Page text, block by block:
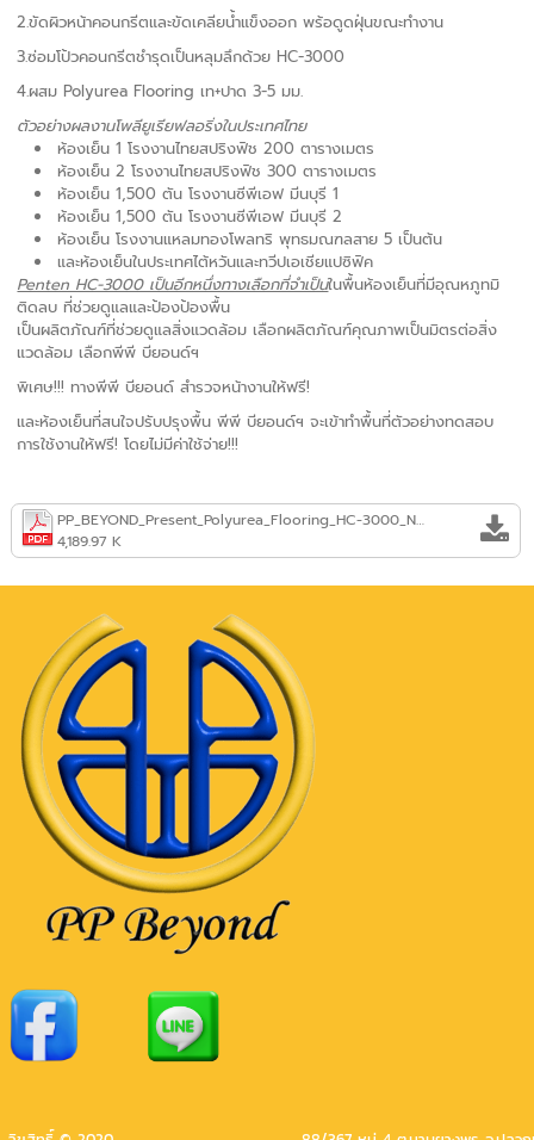
2.ขัดผิวหน้าคอนกรีตและขัดเคลียน้ำแข็งออก พร้อดูดฝุ่นขณะทำงาน
3.ซ่อมโป้วคอนกรีตชำรุดเป็นหลุมลึกด้วย HC-3000
4.ผสม Polyurea Flooring เท+ปาด 3-5 มม.
ตัวอย่างผลงานโพลียูเรียฟลอริ่งในประเทศไทย
ห้องเย็น 1 โรงงานไทยสปริงฟิช 200 ตารางเมตร
ห้องเย็น 2 โรงงานไทยสปริงฟิช 300 ตารางเมตร
ห้องเย็น 1,500 ตัน โรงงานซีพีเอฟ มีนบุรี 1
ห้องเย็น 1,500 ตัน โรงงานซีพีเอฟ มีนบุรี 2
ห้องเย็น โรงงานแหลมทองโพลทริ พุทธมณฑลสาย 5 เป็นต้น
และห้องเย็นในประเทศไต้หวันและทวีปเอเชียแปซิฟิค
Penten HC-3000 เป็นอีกหนึ่งทางเลือกที่จำเป็นในพื้นห้องเย็นที่มีอุณหภูทมิ
ติดลบ ที่ช่วยดูแลและป้องป้องพื้น
เป็นผลิตภัณฑ์ที่ช่วยดูแลสิ่งแวดล้อม เลือกผลิตภัณฑ์คุณภาพเป็นมิตรต่อสิ่ง
แวดล้อม เลือกพีพี บียอนด์ฯ
พิเศษ!!! ทางพีพี บียอนด์ สำรวจหน้างานให้ฟรี!
และห้องเย็นที่สนใจปรับปรุงพื้น พีพี บียอนด์ฯ จะเข้าทำพื้นที่ตัวอย่างทดสอบ
การใช้งานให้ฟรี! โดยไม่มีค่าใช้จ่าย!!!
PP_BEYOND_Present_Polyurea_Flooring_HC-3000_No_Clip.pdf
4,189.97 K